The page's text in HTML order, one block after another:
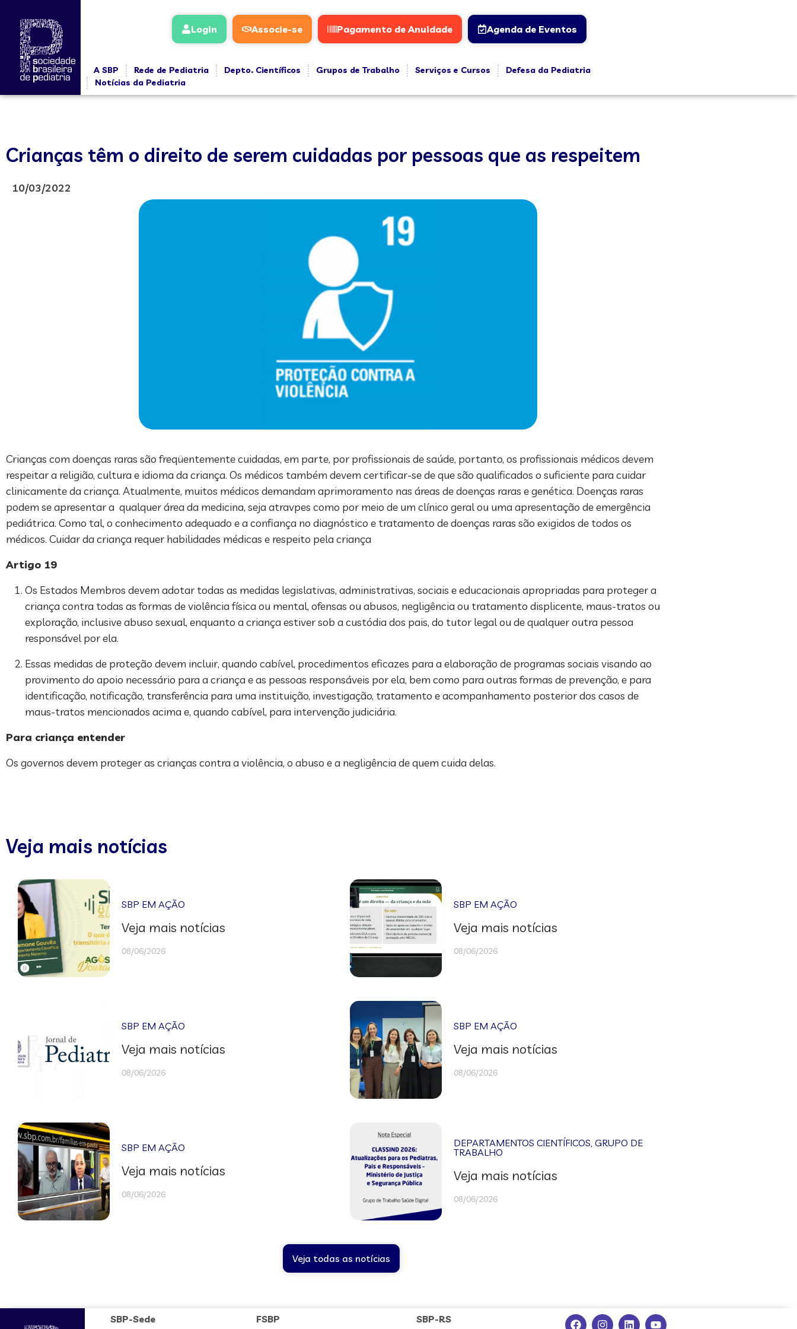
Login Associe-se Pagamento de Anuidade Agenda de Eventos
A SBP Rede de Pediatria Depto. Científicos Grupos de Trabalho Serviços e Cursos
Defesa da Pediatria
Notícias da Pediatria
Crianças têm o direito de serem cuidadas por pessoas que as respeitem
10/03/2022
Crianças com doenças raras são freqüentemente cuidadas, em parte, por profissionais de saúde, portanto, os profissionais médicos devem
respeitar a religião, cultura e idioma da criança. Os médicos também devem certificar-se de que são qualificados o suficiente para cuidar
clinicamente da criança. Atualmente, muitos médicos demandam aprimoramento nas áreas de doenças raras e genética. Doenças raras
podem se apresentar a qualquer área da medicina, seja atravpes como por meio de um clínico geral ou uma apresentação de emergência
pediátrica. Como tal, o conhecimento adequado e a confiança no diagnóstico e tratamento de doenças raras são exigidos de todos os
médicos. Cuidar da criança requer habilidades médicas e respeito pela criança
Artigo 19
Os Estados Membros devem adotar todas as medidas legislativas, administrativas, sociais e educacionais apropriadas para proteger a
criança contra todas as formas de violência física ou mental, ofensas ou abusos, negligência ou tratamento displicente, maus-tratos ou
exploração, inclusive abuso sexual, enquanto a criança estiver sob a custódia dos pais, do tutor legal ou de qualquer outra pessoa
responsável por ela.
Essas medidas de proteção devem incluir, quando cabível, procedimentos eficazes para a elaboração de programas sociais visando ao
provimento do apoio necessário para a criança e as pessoas responsáveis por ela, bem como para outras formas de prevenção, e para
identificação, notificação, transferência para uma instituição, investigação, tratamento e acompanhamento posterior dos casos de
maus-tratos mencionados acima e, quando cabível, para intervenção judiciária.
Para criança entender
Os governos devem proteger as crianças contra a violência, o abuso e a negligência de quem cuida delas.
Veja mais notícias
SBP EM AÇÃO
Veja mais notícias
08/06/2026
SBP EM AÇÃO
Veja mais notícias
08/06/2026
SBP EM AÇÃO
Veja mais notícias
08/06/2026
SBP EM AÇÃO
Veja mais notícias
08/06/2026
SBP EM AÇÃO
Veja mais notícias
08/06/2026
DEPARTAMENTOS CIENTÍFICOS,GRUPO DE
TRABALHO
Veja mais notícias
08/06/2026
Veja todas as notícias
SBP-Sede FSBP SBP-RS